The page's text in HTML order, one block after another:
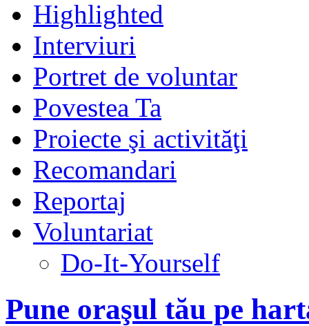
Highlighted
Interviuri
Portret de voluntar
Povestea Ta
Proiecte şi activităţi
Recomandari
Reportaj
Voluntariat
Do-It-Yourself
Pune oraşul tău pe